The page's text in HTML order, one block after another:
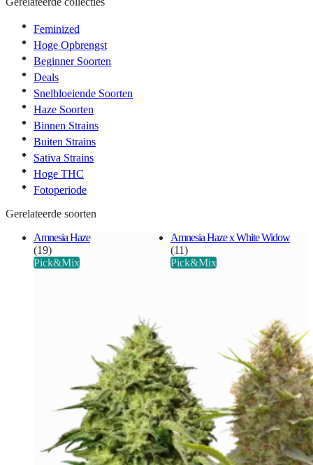
Feminized
Hoge Opbrengst
Beginner Soorten
Deals
Snelbloeiende Soorten
Haze Soorten
Binnen Strains
Buiten Strains
Sativa Strains
Hoge THC
Fotoperiode
Gerelateerde soorten
Amnesia Haze
(19)
Pick&Mix
Amnesia Haze x White Widow
(11)
Pick&Mix